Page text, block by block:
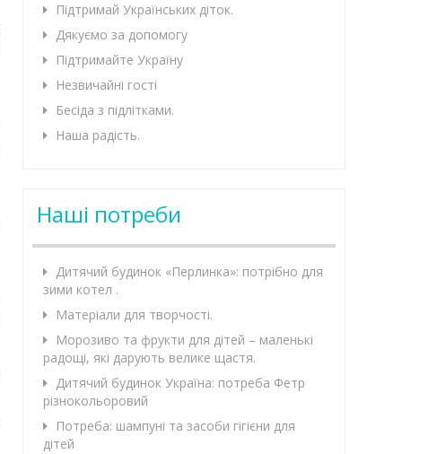
Підтримай Українських діток.
Дякуємо за допомогу
Підтримайте Україну
Незвичайні гості
Бесіда з підлітками.
Наша радість.
Наші потреби
Дитячий будинок «Перлинка»: потрібно для
зими котел .
Матеріали для творчості.
Морозиво та фрукти для дітей – маленькі
радощі, які дарують велике щастя.
Дитячий будинок Україна: потреба Фетр
різнокольоровий
Потреба: шампуні та засоби гігієни для
дітей